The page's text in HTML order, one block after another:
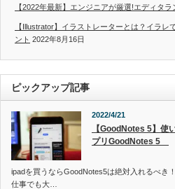
【2022年最新】エンジニアが厳選!エディタ
【Illustrator】イラストレーターとは？イラレ
ント 2022年8月16日
ピックアップ記事
2022/4/21
【GoodNotes 5】使
プリGoodNotes 5
ipadを買うならGoodNotes5は絶対入れるべき
仕事でも大…